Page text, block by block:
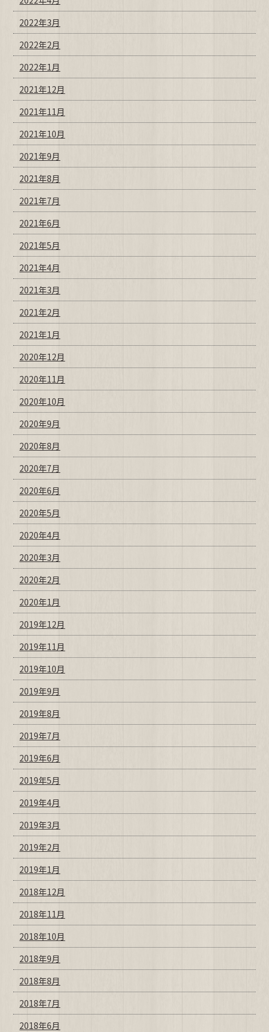
2022年3月
2022年2月
2022年1月
2021年12月
2021年11月
2021年10月
2021年9月
2021年8月
2021年7月
2021年6月
2021年5月
2021年4月
2021年3月
2021年2月
2021年1月
2020年12月
2020年11月
2020年10月
2020年9月
2020年8月
2020年7月
2020年6月
2020年5月
2020年4月
2020年3月
2020年2月
2020年1月
2019年12月
2019年11月
2019年10月
2019年9月
2019年8月
2019年7月
2019年6月
2019年5月
2019年4月
2019年3月
2019年2月
2019年1月
2018年12月
2018年11月
2018年10月
2018年9月
2018年8月
2018年7月
2018年6月